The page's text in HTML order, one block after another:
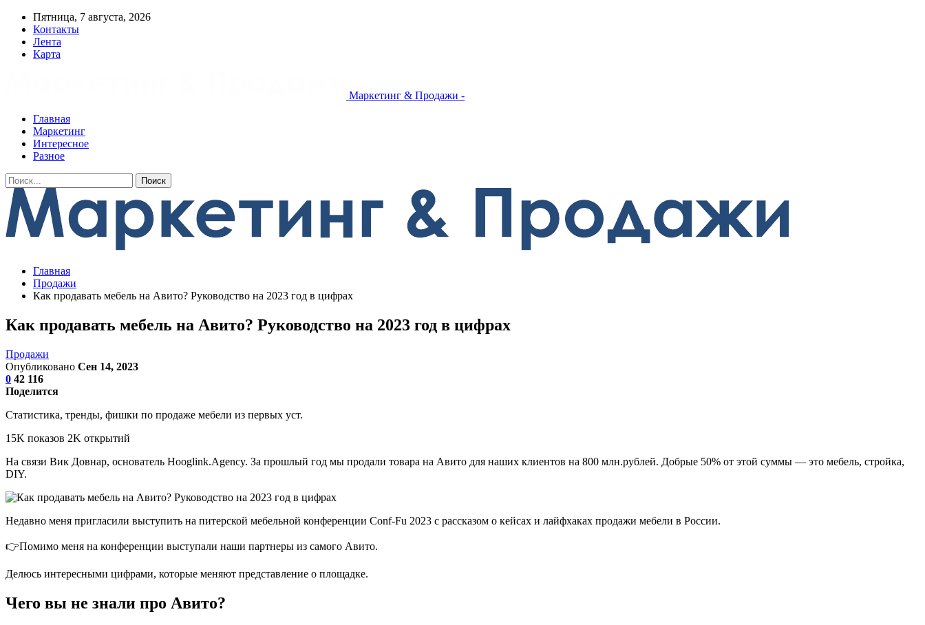
Пятница, 7 августа, 2026
Контакты
Лента
Карта
Маркетинг & Продажи -
Главная
Маркетинг
Интересное
Разное
Главная
Продажи
Как продавать мебель на Авито? Руководство на 2023 год в цифрах
Как продавать мебель на Авито? Руководство на 2023 год в цифрах
Продажи
Опубликовано Сен 14, 2023
0 42 116
Поделится
Статистика, тренды, фишки по продаже мебели из первых уст.
15K показов 2K открытий
На связи Вик Довнар, основатель Hooglink.Agency. За прошлый год мы продали товара на Авито для наших клиентов на 800 млн.рублей. Добрые 50% от этой суммы — это мебель, стройка,
DIY.
Недавно меня пригласили выступить на питерской мебельной конференции Conf-Fu 2023 c рассказом о кейсах и лайфхаках продажи мебели в России.
👉Помимо меня на конференции выступали наши партнеры из самого Авито.
Делюсь интересными цифрами, которые меняют представление о площадке.
Чего вы не знали про Авито?